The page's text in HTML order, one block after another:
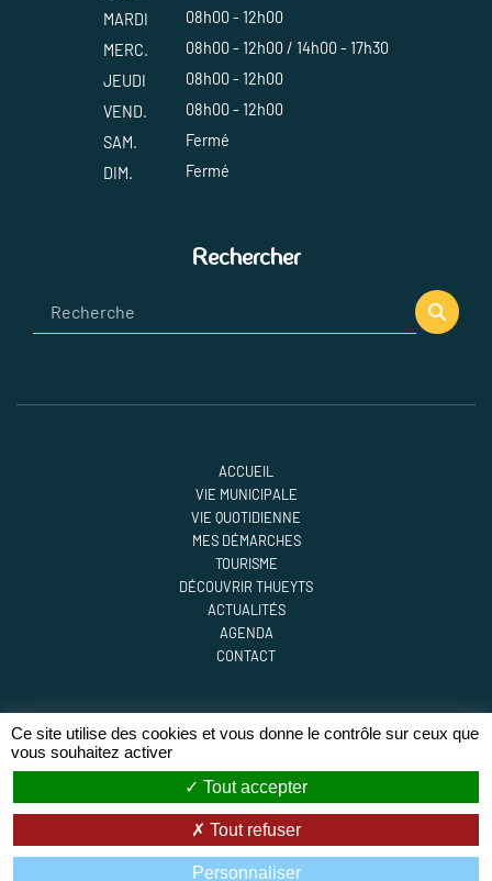
MARDI
08h00 - 12h00
MERC.
08h00 - 12h00 / 14h00 - 17h30
JEUDI
08h00 - 12h00
VEND.
08h00 - 12h00
SAM.
Fermé
DIM.
Fermé
Rechercher
ACCUEIL
VIE MUNICIPALE
VIE QUOTIDIENNE
MES DÉMARCHES
TOURISME
DÉCOUVRIR THUEYTS
ACTUALITÉS
AGENDA
CONTACT
© 2023 - 2026 Mairie de Thueyts
Mentions légales
création de sites internet à Aubenas en Ardèche
Ce site utilise des cookies et vous donne le contrôle sur ceux que
vous souhaitez activer
Tout accepter
Tout refuser
Personnaliser